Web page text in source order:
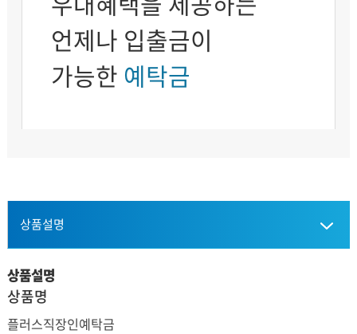
언제나 입출금이
가능한 예탁금
상품설명
이율
유의사항
상품설명
상품명
플러스직장인예탁금